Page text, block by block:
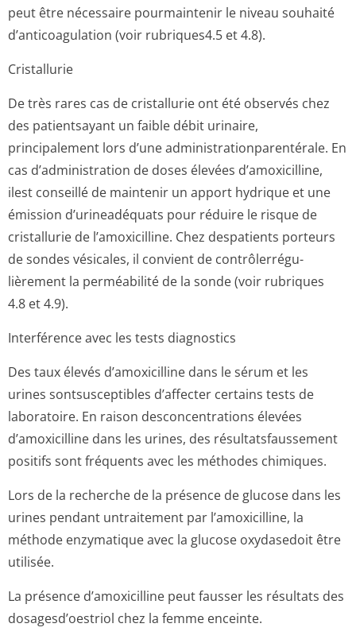
peut être nécessaire pourmaintenir le niveau souhaité
d’anticoagulation (voir rubriques4.5 et 4­.8).
Cristallurie
De très rares cas de cristallurie ont été observés chez
des patientsayant un faible débit urinaire,
principalement lors d’une administration­parentérale. En
cas d’administration de doses élevées d’amoxicilline,
ilest conseillé de maintenir un apport hydrique et une
émission d’urineadéquats pour réduire le risque de
cristallurie de l’amoxicilline. Chez despatients porteurs
de sondes vésicales, il convient de contrôlerrégu­
lièrement la perméabilité de la sonde (voir rubriques
4.8 et 4.9).
Interférence avec les tests diagnostics
Des taux élevés d’amoxicilline dans le sérum et les
urines sontsusceptibles d’affecter certains tests de
laboratoire. En raison desconcentrations élevées
d’amoxicilline dans les urines, des résultatsfaussement
positifs sont fréquents avec les méthodes chimiques.
Lors de la recherche de la présence de glucose dans les
urines pendant untraitement par l’amoxicilline, la
méthode enzymatique avec la glucose oxydasedoit être
utilisée.
La présence d’amoxicilline peut fausser les résultats des
dosagesd’oestriol chez la femme enceinte.